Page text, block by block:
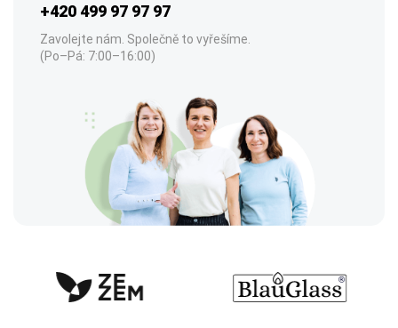
+420 499 97 97 97
Zavolejte nám. Společně to vyřešíme.
(Po–Pá: 7:00–16:00)